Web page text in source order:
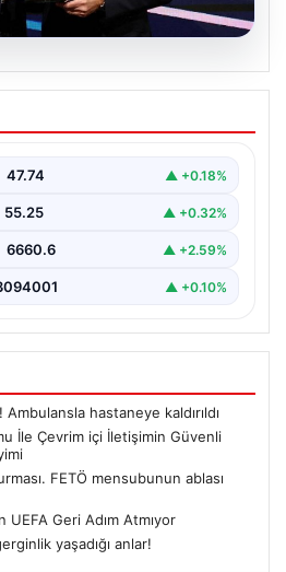
Alan UEFA Geri
FIFA Başkanı Gianni
47.74 ▲ +0.18%
55.25 ▲ +0.32%
6660.6 ▲ +2.59%
▲ +0.10%
hastaneye kaldırıldı
İle Çevrim içi İletişimin Güvenli
FETÖ mensubunun ablası
UEFA Geri Adım Atmıyor
yaşadığı anlar!